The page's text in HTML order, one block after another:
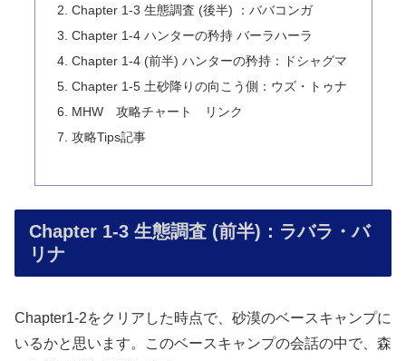
Chapter 1-3 生態調査 (後半) ：ババコンガ
Chapter 1-4 ハンターの矜持 バーラハーラ
Chapter 1-4 (前半) ハンターの矜持：ドシャグマ
Chapter 1-5 土砂降りの向こう側：ウズ・トゥナ
MHW 攻略チャート リンク
攻略Tips記事
Chapter 1-3 生態調査 (前半)：ラバラ・バ
リナ
Chapter1-2をクリアした時点で、砂漠のベースキャンプに
いるかと思います。このベースキャンプの会話の中で、森